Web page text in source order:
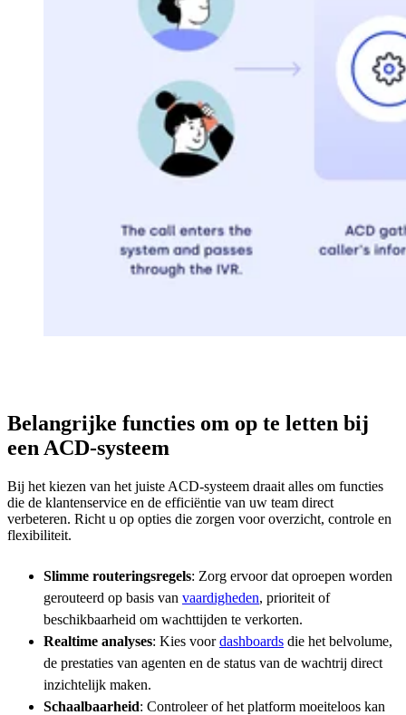
Belangrijke functies om op te letten bij
een ACD-systeem
Bij het kiezen van het juiste ACD-systeem draait alles om functies
die de klantenservice en de efficiëntie van uw team direct
verbeteren. Richt u op opties die zorgen voor overzicht, controle en
flexibiliteit.
Slimme routeringsregels: Zorg ervoor dat oproepen worden
gerouteerd op basis van vaardigheden, prioriteit of
beschikbaarheid om wachttijden te verkorten.
Realtime analyses: Kies voordashboards die het belvolume,
de prestaties van agenten en de status van de wachtrij direct
inzichtelijk maken.
Schaalbaarheid: Controleer of het platform moeiteloos kan